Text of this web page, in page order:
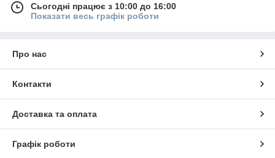
Сьогодні працює з 10:00 до 16:00
Показати весь графік роботи
Про нас
Контакти
Доставка та оплата
Графік роботи